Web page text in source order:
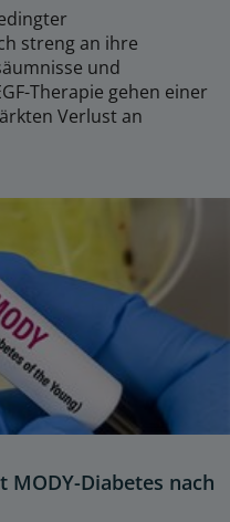
streng an ihre
und
Therapie gehen einer
Verlust an
MODY-Diabetes nach